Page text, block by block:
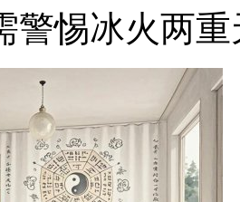
警惕冰火两